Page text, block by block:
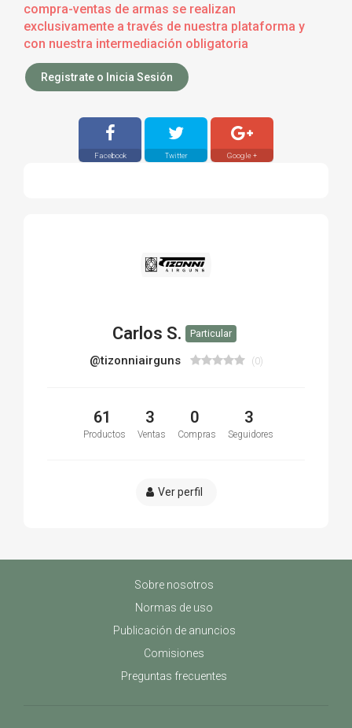
compra-ventas de armas se realizan
exclusivamente a través de nuestra plataforma y
con nuestra intermediación obligatoria
Registrate o Inicia Sesión
Facebook Twitter Google +
Carlos S. Particular
@tizonniairguns (0)
61
Productos
3
Ventas
0
Compras
3
Seguidores
Ver perfil
Sobre nosotros
Normas de uso
Publicación de anuncios
Comisiones
Preguntas frecuentes